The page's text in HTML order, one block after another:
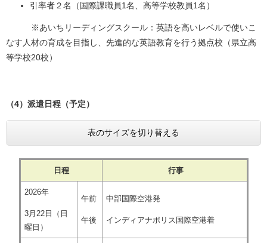
引率者２名（国際課職員1名、高等学校教員1名）
※あいちリーディングスクール：英語を高いレベルで使いこ
なす人材の育成を目指し、先進的な英語教育を行う拠点校（県立高
等学校20校）
（4）派遣日程​（予定）
表のサイズを切り替える
日程 行事
2026年
3月22日（日
曜日）
午前
午後
中部国際空港発
インディアナポリス国際空港着